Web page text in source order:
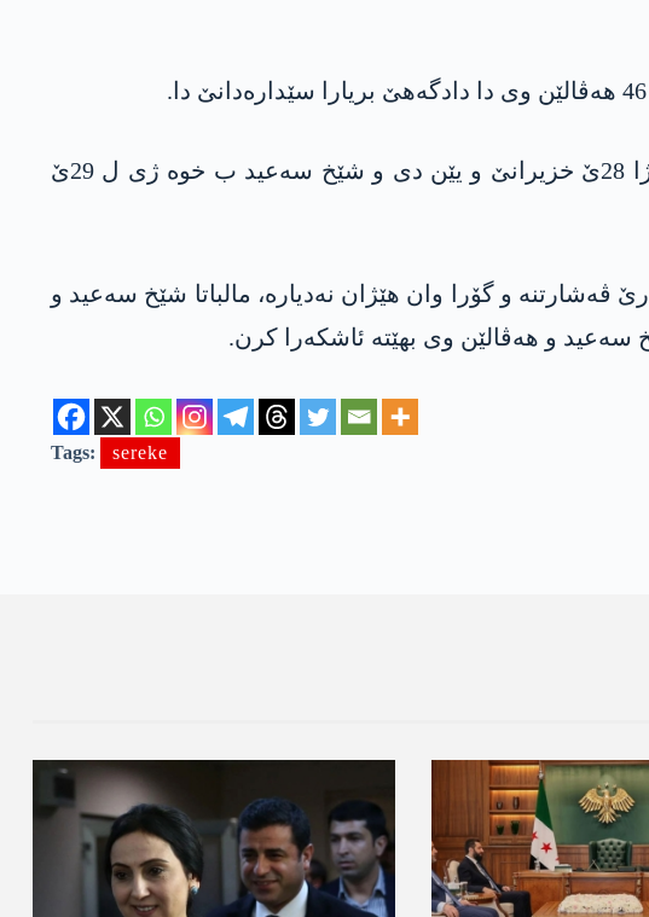
پشتی بریارا دادگەهێ، 28 کەس ژ هەڤالێن شێخ سه‌عید و بەشدارێن سەرهلدانا 1925ێ ل رۆژا 28ێ خزیرانێ و یێن دی و شێخ سه‌عید ب خوە ژی ل 29ێ
ڤەشارتنە و گۆرا وان هێژان نەدیارە، مالباتا شێخ سه‌عید و
و هەڤالێن وی بهێته‌ ئاشكه‌را كرن.
Tags: sereke